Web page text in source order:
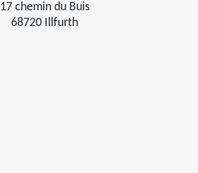
17 chemin du Buis
68720 Illfurth